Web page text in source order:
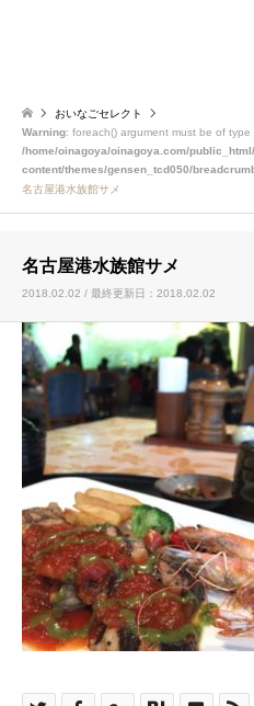
おいなごセレクト
Warning: foreach() argument must be of
/home/oinagoya/oinagoya.com/
content/themes/gensen_tcd050/
名古屋港水族館サメ
名古屋港水族館サメ
2018.02.02 / 最終更新日：2018.02.02